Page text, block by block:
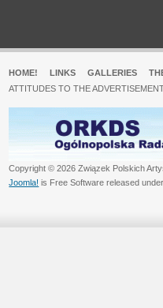
HOME! LINKS GALLERIES
ATTITUDES TO THE
Copyright © 2026 Związek Polskich
Joomla! is Free Software released